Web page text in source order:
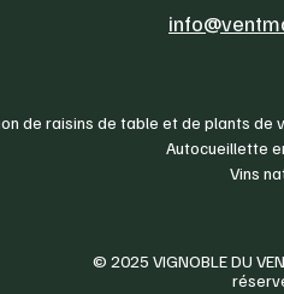
de raisins de table et de plants de
Autocueillette
Vins
© 2025 VIGNOBLE DU